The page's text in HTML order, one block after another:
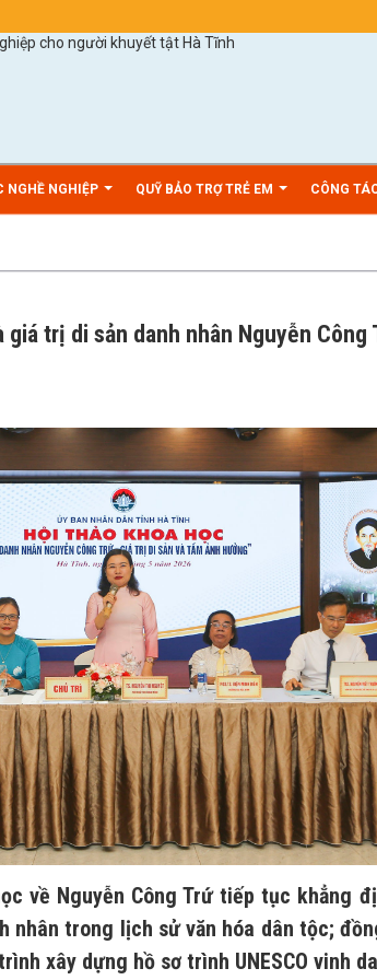
NGHỀ NGHIỆP QUỸ BẢO TRỢ TRẺ EM CÔNG
trị di sản danh nhân Nguyễn Công
về Nguyễn Công Trứ tiếp tục khẳng
nhân trong lịch sử văn hóa dân tộc;
xây dựng hồ sơ trình UNESCO vinh